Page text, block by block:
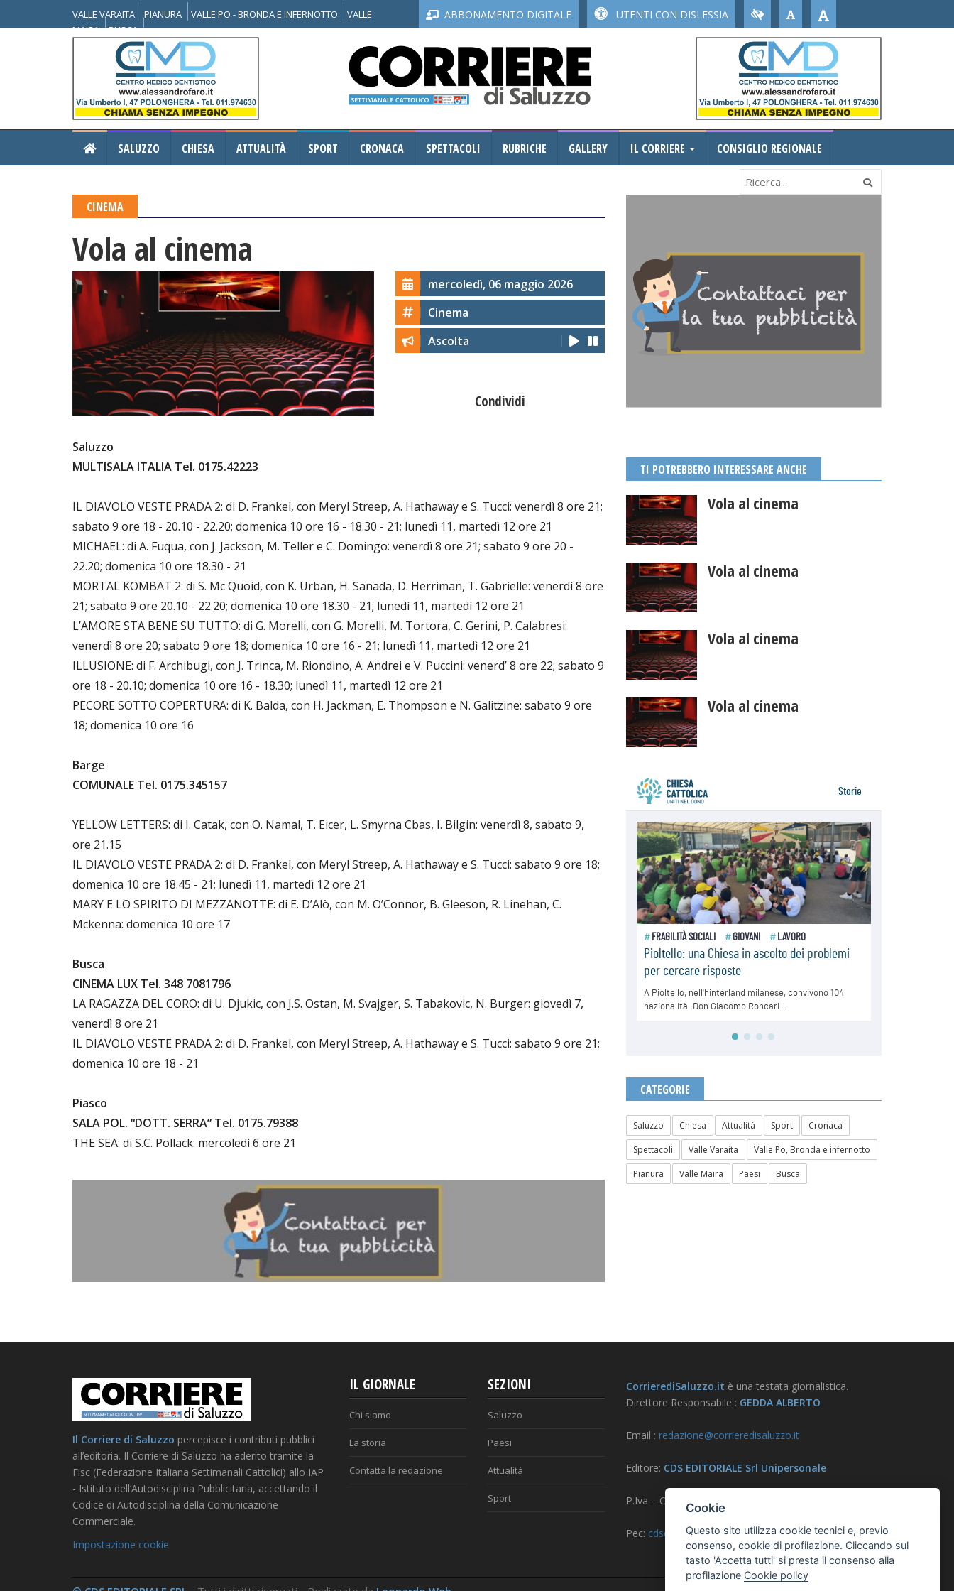
VALLE VARAITA PIANURA VALLE PO - BRONDA E INFERNOTTO
VALLE
MAIRA
BUSCA
ABBONAMENTO DIGITALE UTENTI CON DISLESSIA
SALUZZO CHIESA ATTUALITÀ SPORT CRONACA SPETTACOLI RUBRICHE GALLERY IL CORRIERE CONSIGLIO REGIONALE
CINEMA
Vola al cinema
mercoledì, 06 maggio 2026
Cinema
Ascolta
Condividi
Saluzzo
MULTISALA ITALIA Tel. 0175.42223
IL DIAVOLO VESTE PRADA 2: di D. Frankel, con Meryl Streep, A. Hathaway e S. Tucci: venerdì 8 ore 21;
sabato 9 ore 18 - 20.10 - 22.20; domenica 10 ore 16 - 18.30 - 21; lunedì 11, martedì 12 ore 21
MICHAEL: di A. Fuqua, con J. Jackson, M. Teller e C. Domingo: venerdì 8 ore 21; sabato 9 ore 20 -
22.20; domenica 10 ore 18.30 - 21
MORTAL KOMBAT 2: di S. Mc Quoid, con K. Urban, H. Sanada, D. Herriman, T. Gabrielle: venerdì 8 ore
21; sabato 9 ore 20.10 - 22.20; domenica 10 ore 18.30 - 21; lunedì 11, martedì 12 ore 21
L’AMORE STA BENE SU TUTTO: di G. Morelli, con G. Morelli, M. Tortora, C. Gerini, P. Calabresi:
venerdì 8 ore 20; sabato 9 ore 18; domenica 10 ore 16 - 21; lunedì 11, martedì 12 ore 21
ILLUSIONE: di F. Archibugi, con J. Trinca, M. Riondino, A. Andrei e V. Puccini: venerd’ 8 ore 22; sabato 9
ore 18 - 20.10; domenica 10 ore 16 - 18.30; lunedì 11, martedì 12 ore 21
PECORE SOTTO COPERTURA: di K. Balda, con H. Jackman, E. Thompson e N. Galitzine: sabato 9 ore
18; domenica 10 ore 16
Barge
COMUNALE Tel. 0175.345157
YELLOW LETTERS: di I. Catak, con O. Namal, T. Eicer, L. Smyrna Cbas, I. Bilgin: venerdì 8, sabato 9,
ore 21.15
IL DIAVOLO VESTE PRADA 2: di D. Frankel, con Meryl Streep, A. Hathaway e S. Tucci: sabato 9 ore 18;
domenica 10 ore 18.45 - 21; lunedì 11, martedì 12 ore 21
MARY E LO SPIRITO DI MEZZANOTTE: di E. D’Alò, con M. O’Connor, B. Gleeson, R. Linehan, C.
Mckenna: domenica 10 ore 17
Busca
CINEMA LUX Tel. 348 7081796
LA RAGAZZA DEL CORO: di U. Djukic, con J.S. Ostan, M. Svajger, S. Tabakovic, N. Burger: giovedì 7,
venerdì 8 ore 21
IL DIAVOLO VESTE PRADA 2: di D. Frankel, con Meryl Streep, A. Hathaway e S. Tucci: sabato 9 ore 21;
domenica 10 ore 18 - 21
Piasco
SALA POL. “DOTT. SERRA” Tel. 0175.79388
THE SEA: di S.C. Pollack: mercoledì 6 ore 21
TI POTREBBERO INTERESSARE ANCHE
Vola al cinema
Vola al cinema
Vola al cinema
Vola al cinema
CATEGORIE
Saluzzo Chiesa Attualità Sport
Cronaca
Spettacoli
Valle Varaita
Valle Po, Bronda e infernotto
Pianura
Valle Maira Paesi Busca
Il Corriere di Saluzzo percepisce i contributi pubblici
all’editoria. Il Corriere di Saluzzo ha aderito tramite la
Fisc (Federazione Italiana Settimanali Cattolici) allo IAP
- Istituto dell’Autodisciplina Pubblicitaria, accettando il
Codice di Autodisciplina della Comunicazione
Commerciale.
Impostazione cookie
IL GIORNALE
Chi siamo
La storia
Contatta la redazione
SEZIONI
Saluzzo
Paesi
Attualità
Sport
CorrierediSaluzzo.it è una testata giornalistica.
Direttore Responsabile : GEDDA ALBERTO
Email : redazione@corrieredisaluzzo.it
Editore: CDS EDITORIALE Srl Unipersonale
P.Iva – CF – Reg. Imprese CN 03733570042
Pec: cdseditoriale@pec.it
Cookie
Questo sito utilizza cookie tecnici e, previo
consenso, cookie di profilazione. Cliccando sul
tasto 'Accetta tutti' si presta il consenso alla
profilazione Cookie policy